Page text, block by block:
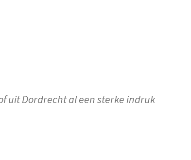
uit Dordrecht al een sterke indruk